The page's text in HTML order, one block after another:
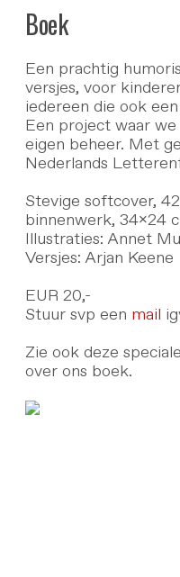
Boek
Een prachtig
versjes, voor
iedereen die ook
Een project waar
eigen beheer. Met
Nederlands
Stevige softcover, 42
binnenwerk, 34x24
Illustraties: Annet
Versjes: Arjan Keene
EUR 20,-
Stuur svp een mail
Zie ook deze speciale
over ons boek.